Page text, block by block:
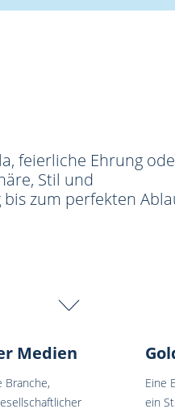
feierliche Ehrung
Stil und
zum perfekten
Medien
Branche,
Eine
ein